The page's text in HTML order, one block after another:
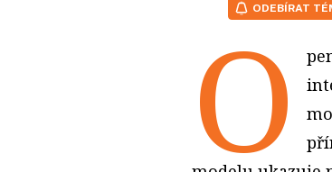
ODEBÍRAT
O